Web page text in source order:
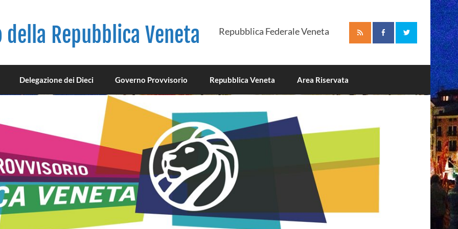
Repubblica Veneta Repubblica Federale Veneta
Delegazione dei Dieci Governo Provvisorio Repubblica Veneta Area Riservata